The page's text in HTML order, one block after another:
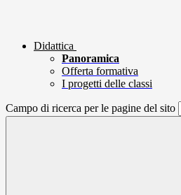
Didattica
Panoramica
Offerta formativa
I progetti delle classi
Campo di ricerca per le pagine del sito